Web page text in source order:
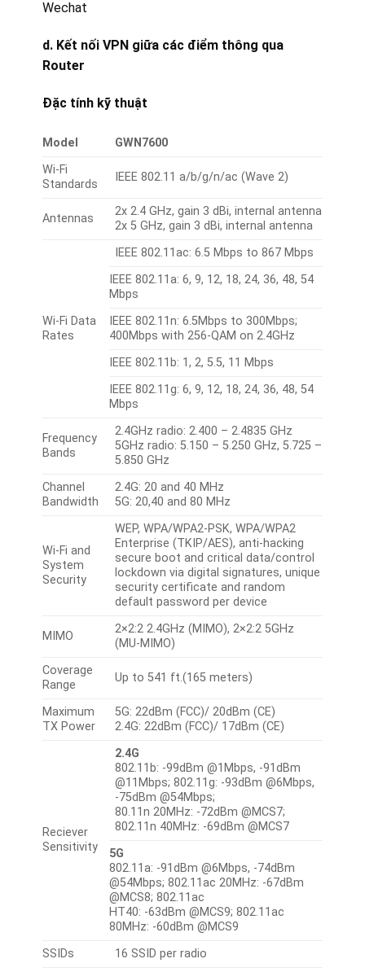
Wechat
d. Kết nối VPN giữa các điểm thông qua
Router
Đặc tính kỹ thuật
Model
GWN7600
Wi-Fi
Standards
IEEE 802.11 a/b/g/n/ac (Wave 2)
Antennas
2x 2.4 GHz, gain 3 dBi, internal antenna
2x 5 GHz, gain 3 dBi, internal antenna
Wi-Fi Data
Rates
IEEE 802.11ac: 6.5 Mbps to 867 Mbps
IEEE 802.11a: 6, 9, 12, 18, 24, 36, 48, 54
Mbps
IEEE 802.11n: 6.5Mbps to 300Mbps;
400Mbps with 256-QAM on 2.4GHz
IEEE 802.11b: 1, 2, 5.5, 11 Mbps
IEEE 802.11g: 6, 9, 12, 18, 24, 36, 48, 54
Mbps
Frequency
Bands
2.4GHz radio: 2.400 – 2.4835 GHz
5GHz radio: 5.150 – 5.250 GHz, 5.725 –
5.850 GHz
Channel
Bandwidth
2.4G: 20 and 40 MHz
5G: 20,40 and 80 MHz
Wi-Fi and
System
Security
WEP, WPA/WPA2-PSK, WPA/WPA2
Enterprise (TKIP/AES), anti-hacking
secure boot and critical data/control
lockdown via digital signatures, unique
security certificate and random
default password per device
MIMO
2×2:2 2.4GHz (MIMO), 2×2:2 5GHz
(MU-MIMO)
Coverage
Range
Up to 541 ft.(165 meters)
Maximum
TX Power
5G: 22dBm (FCC)/ 20dBm (CE)
2.4G: 22dBm (FCC)/ 17dBm (CE)
Reciever
Sensitivity
2.4G
802.11b: -99dBm @1Mbps, -91dBm
@11Mbps; 802.11g: -93dBm @6Mbps,
-75dBm @54Mbps;
80.11n 20MHz: -72dBm @MCS7;
802.11n 40MHz: -69dBm @MCS7
5G
802.11a: -91dBm @6Mbps, -74dBm
@54Mbps; 802.11ac 20MHz: -67dBm
@MCS8; 802.11ac
HT40: -63dBm @MCS9; 802.11ac
80MHz: -60dBm @MCS9
SSIDs
16 SSID per radio